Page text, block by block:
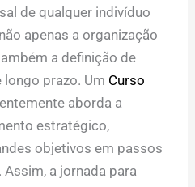
de qualquer indivíduo
apenas a organização
a definição de
prazo. Um Curso
aborda a
estratégico,
objetivos em passos
a jornada para